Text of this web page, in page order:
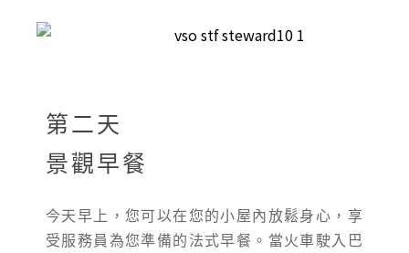
第二天
景觀早餐
今天早上，您可以在您的小屋內放鬆身心，享
受服務員為您準備的法式早餐。當火車駛入巴